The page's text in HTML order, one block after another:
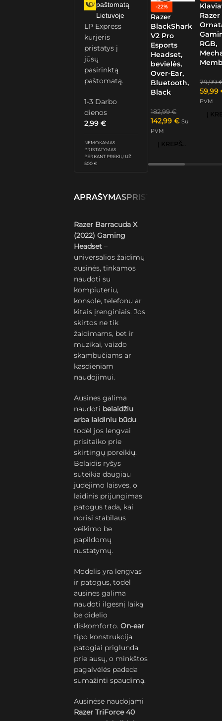
paštomatą
Lietuvoje
LP Express
kurjeris
pristatys į
jūsų
pasirinktą
paštomatą.
1-3 Darbo
dienos
2,99€
NEMOKAMAS
PRISTATYMAS
PERKANT PREKIŲ UŽ
500 €
APRAŠYMASPRISTATYMAS IR
Razer Barracuda X
(2022) Gaming
Headset –
universalios žaidimų
ausinės, tinkamos
naudoti su
kompiuteriu,
konsole, telefonu ar
kitais įrenginiais. Jos
skirtos ne tik
žaidimams, bet ir
muzikai, vaizdo
skambučiams ar
kasdieniam
naudojimui.
Ausines galima
naudoti belaidžiu
arba laidiniu būdu,
todėl jos lengvai
prisitaiko prie
skirtingų poreikių.
Belaidis ryšys
suteikia daugiau
judėjimo laisvės, o
laidinis prijungimas
patogus tada, kai
norisi stabilaus
veikimo be
papildomų
nustatymų.
Modelis yra lengvas
ir patogus, todėl
ausines galima
naudoti ilgesnį laiką
be didelio
diskomforto.On-ear
tipo konstrukcija
patogiai priglunda
prie ausų, o minkštos
pagalvėlės padeda
sumažinti spaudimą.
Ausinėse naudojami
Razer TriForce 40
-22%
Razer
BlackShark
V2 Pro
Esports
Headset,
bevielės,
Over-Ear,
Bluetooth,
Black
182,99€
142,99 € Su
PVM
Į KREPŠELĮ
Razer
RGB,
79,99
59,99
PVM